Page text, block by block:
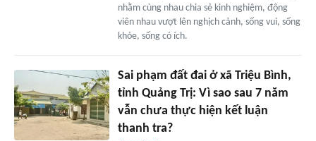
nhằm cùng nhau chia sẻ kinh nghiệm, động
viên nhau vượt lên nghịch cảnh, sống vui, sống
khỏe, sống có ích.
Sai phạm đất đai ở xã Triệu Bình,
tỉnh Quảng Trị: Vì sao sau 7 năm
vẫn chưa thực hiện kết luận
thanh tra?